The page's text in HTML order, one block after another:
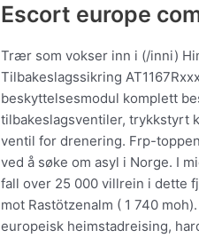
Escort europe
Trær som vokser inn i (/inni)
Tilbakeslagssikring
beskyttelsesmodul komplett
tilbakeslagsventiler, trykkstyrt
ventil for drenering. Frp-
ved å søke om asyl i Norge. I
fall over 25 000 villrein i dette
mot Rastötzenalm ( 1 740
europeisk heimstadreising,